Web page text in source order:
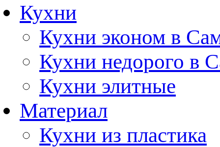
Кухни
Кухни эконом в
Кухни недорого в
Кухни элитные
Материал
Кухни из пластика